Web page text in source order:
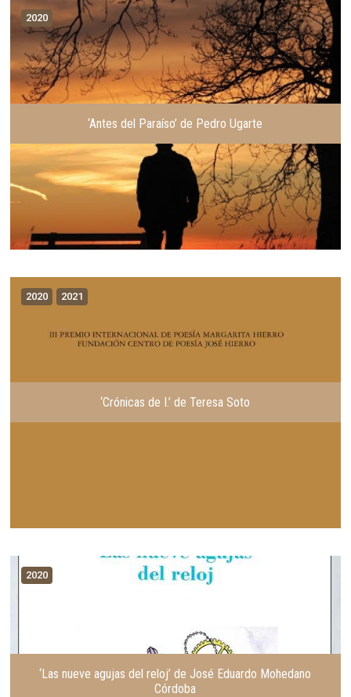
2020
‘Antes del Paraíso’ de Pedro Ugarte
2020 2021
‘Crónicas de I.’ de Teresa Soto
2020
‘Las nueve agujas del reloj’ de José Eduardo Mohedano
Córdoba